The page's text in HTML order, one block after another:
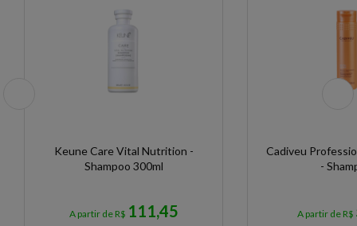
Keune Care Vital Nutrition -
Shampoo 300ml
A partir de R$ 111,45
Cadiveu
-
A partir de R$